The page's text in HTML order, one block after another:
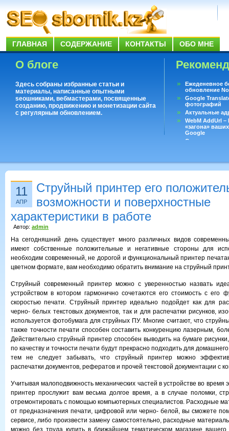
ГЛАВНАЯ СОДЕРЖАНИЕ КОНТАКТЫ ОБО МНЕ
О блоге
Здесь собраны избранные статьи и
материалы, написанные опытными
seoшниками, вебмастерами, посвященные
созданию, продвижению и монетизации сайта
с регулярным обновлением.
Ежеденевное
обновление
Google
фотографий
Актуальные
WebM AddUrl
«загона»
Google
Существует
11
АПР
Струйный принтер его
возможности и поверхностные
характеристики в работе
Автор: admin
На сегодняшний день существует много различных видов
имеют собственные положительные и негативные стороны для
необходим современный, не дорогой и функциональный принтер
цветном формате, вам необходимо обратить внимание на струйный
Струйный современный принтер можно с уверенностью назвать
устройством в котором гармонично сочетаются его стоимость с его
скоростью печати. Струйный принтер идеально подойдет как для
черно- белых текстовых документов, так и для распечатки рисунков,
используется фотобумага для струйных ПУ. Многие считают, что
также точности печати способен составить конкуренцию лазерным,
Действительно струйный принтер способен выводить на бумаге
по качеству и точности печати будут прекрасно подходить для
тем не следует забывать, что струйный принтер можно
распечатки документов, рефератов и прочей текстовой документации с
Учитывая малоподвижность механических частей в устройстве во время
принтер прослужит вам весьма долгое время, а в случае поломки,
отремонтировать с помощью компьютерных специалистов. Расходные
от предназначения печати, цифровой или черно- белой, вы сможете
сервисе, либо произвести замену самостоятельно, расходные
можно без труда купить в ближайшем тематическом магазине вашего